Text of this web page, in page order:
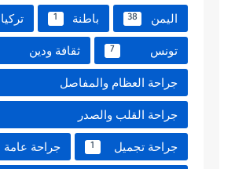
اليمن 38 باطنة 1 تركيا
تونس 7 ثقافة ودين
جراحة العظام والمفاصل
جراحة القلب والصدر
جراحة تجميل 1 جراحة عامة